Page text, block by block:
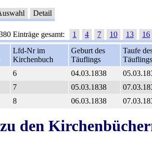
Detail
Einträge gesamt: 1 4 7 10 13
16
Lfd-Nr im
Kirchenbuch
Geburt des
Täuflings
Taufe
Täuflings
6 04.03.1838
7 05.03.1838
8 06.03.1838
den